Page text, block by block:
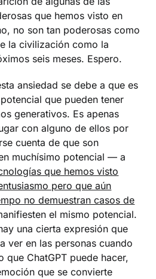
que hemos visto en
no son tan poderosas como
la civilización como la
seis meses. Espero.
ansiedad se debe a que es
que pueden tener
generativos. Es apenas
con alguno de ellos por
cuenta de que son
muchísimo potencial — a
que hemos visto
pero que aún
no demuestran casos de
el mismo potencial.
una cierta expresión que
ver en las personas cuando
ChatGPT puede hacer,
que se convierte